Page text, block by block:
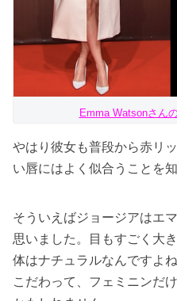
Emma Watsonさん
やはり彼女も普段から赤リ
い唇にはよく似合うことを
そういえばジョージアはエ
思いました。目もすごく大
体はナチュラルなんですよ
こだわって、フェミニンだ